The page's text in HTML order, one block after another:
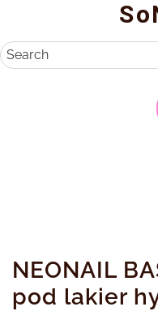
content
Search
NEONAIL
pod lakier